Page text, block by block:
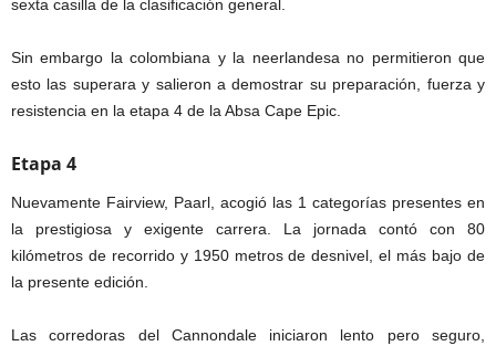
sexta casilla de la clasificación general.
Sin embargo la colombiana y la neerlandesa no permitieron que
esto las superara y salieron a demostrar su preparación, fuerza y
resistencia en la etapa 4 de la Absa Cape Epic.
Etapa 4
Nuevamente Fairview, Paarl, acogió las 1 categorías presentes en
la prestigiosa y exigente carrera. La jornada contó con 80
kilómetros de recorrido y 1950 metros de desnivel, el más bajo de
la presente edición.
Las corredoras del Cannondale iniciaron lento pero seguro,